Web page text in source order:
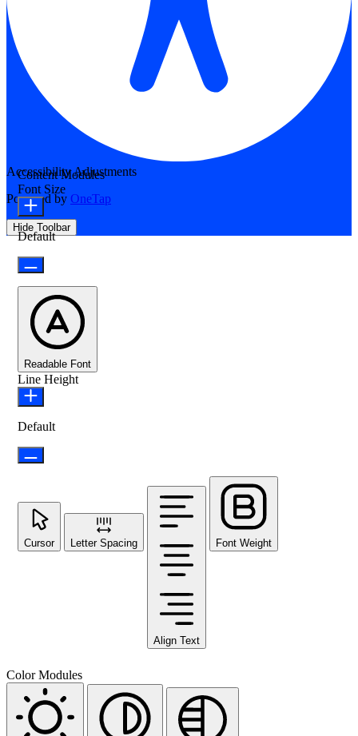
Accessibility Adjustments
Powered by OneTap
Hide Toolbar
Content Modules
Font Size
Default
Readable Font
Line Height
Default
Cursor Letter Spacing
Align Text
Font Weight
Color Modules